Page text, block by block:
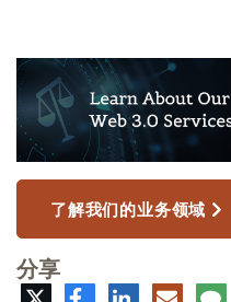
了解我们的业务领域
分享
脸 领 电 评